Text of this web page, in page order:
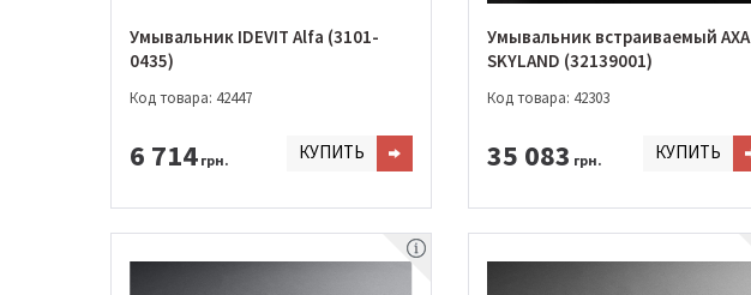
Умывальник IDEVIT Alfa (3101-
0435)
Код товара: 42447
6 714 грн. КУПИТЬ
Умывальник встраиваемый AXA
SKYLAND (32139001)
Код товара: 42303
35 083 грн. КУПИТЬ